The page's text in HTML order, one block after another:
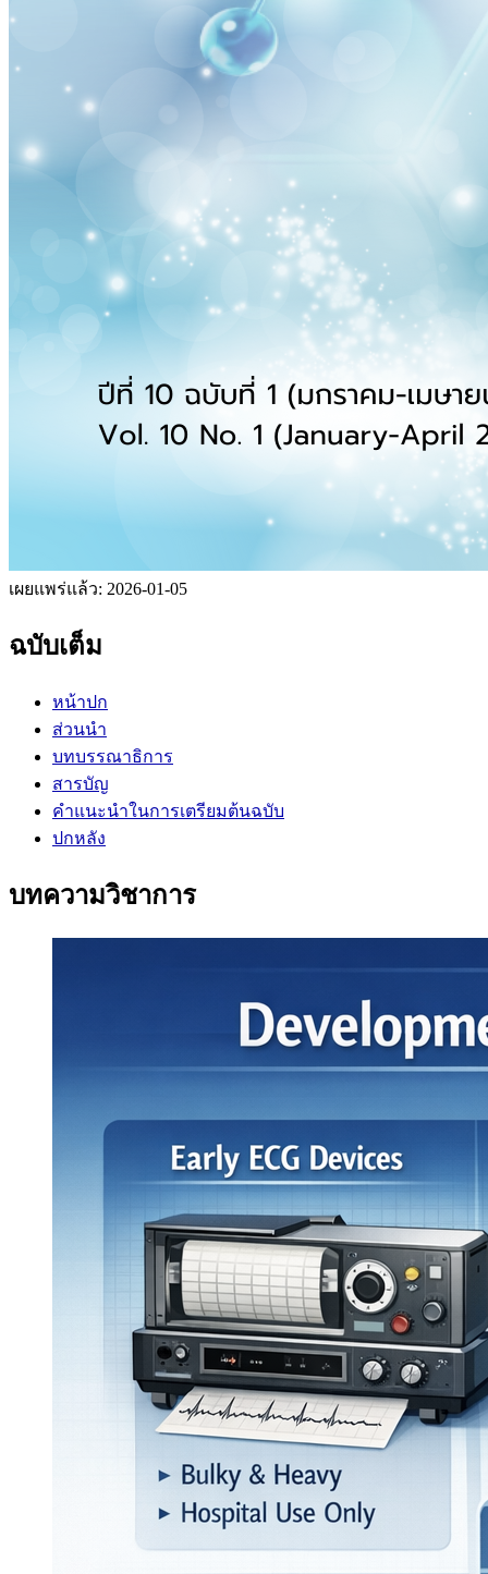
เผยแพร่แล้ว: 2026-01-05
ฉบับเต็ม
หน้าปก
ส่วนนำ
บทบรรณาธิการ
สารบัญ
คำแนะนำในการเตรียมต้นฉบับ
ปกหลัง
บทความวิชาการ